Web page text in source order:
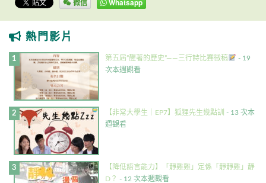
微信 Whatsapp
熱門影片
第五屆”醒著的歷史”——三行詩比賽徵稿
- 19
次本週觀看
【非常大學生｜EP7】狐狸先生幾點訓 - 13 次本
週觀看
【降低語言能力】「靜雞雞」定係「靜靜雞」靜
D？ - 12 次本週觀看